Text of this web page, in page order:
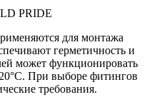
для монтажа
герметичность и
может функционировать
При выборе фитингов
требования.